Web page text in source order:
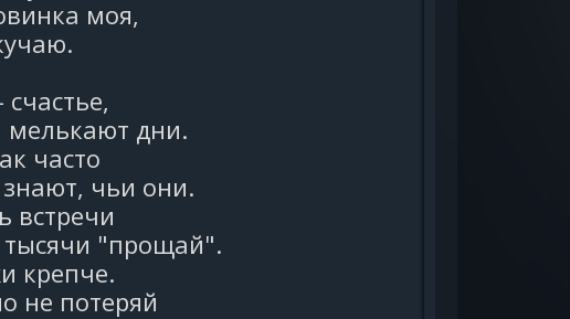
моя,
мелькают дни.
часто
чьи они.
встречи
тысячи "прощай".
крепче.
не потеряй